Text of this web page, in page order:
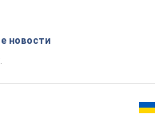
новости